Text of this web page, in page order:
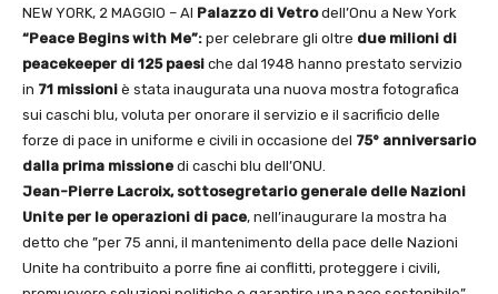
NEW YORK, 2 MAGGIO – Al Palazzo di Vetrodell’Onu a New York
“Peace Begins with Me”: per celebrare gli oltre due milioni di
peacekeeper di 125 paesi che dal 1948 hanno prestato servizio
in 71 missioni è stata inaugurata una nuova mostra fotografica
sui caschi blu, voluta per onorare il servizio e il sacrificio delle
forze di pace in uniforme e civili in occasione del 75° anniversario
dalla prima missione di caschi blu dell’ONU.
Jean-Pierre Lacroix, sottosegretario generale delle Nazioni
Unite per le operazioni di pace, nell’inaugurare la mostra ha
detto che ”per 75 anni, il mantenimento della pace delle Nazioni
Unite ha contribuito a porre fine ai conflitti, proteggere i civili,